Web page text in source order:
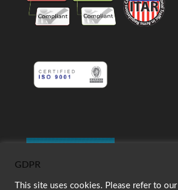
GDPR
This site uses cookies. Please refer to our